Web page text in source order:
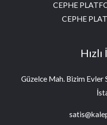
CEPHE
CEPHE
Güzelce Mah. Bizim